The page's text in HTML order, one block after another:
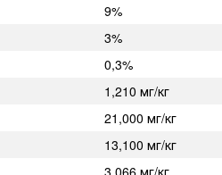
9%
3%
0,3%
1,210 мг/кг
21,000 мг/кг
13,100 мг/кг
3,066 мг/кг